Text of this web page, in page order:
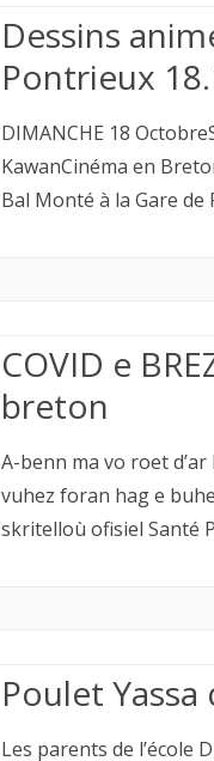
Dessins
Pontrieux
DIMANCHE 18
KawanCinéma en
Bal Monté à la Gare
COVID e
breton
A-benn ma vo roet
vuhez foran hag e
skritelloù ofisiel Santé
Poulet
Les parents de l’école